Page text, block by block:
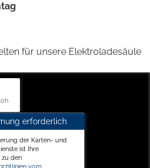
für unsere Elektroladesäule
erforderlich
der Karten- und
ist Ihre
den
vom